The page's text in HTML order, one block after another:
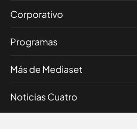
Corporativo
Programas
Más de Mediaset
Noticias Cuatro